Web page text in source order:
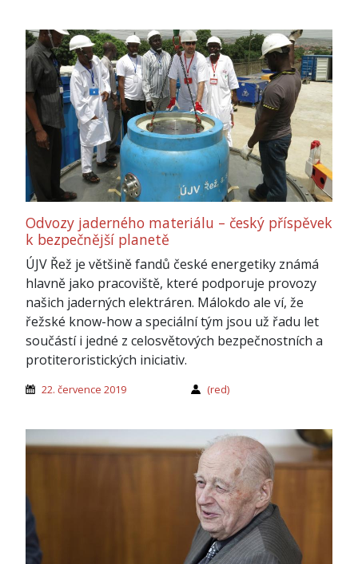
Odvozy jaderného materiálu – český příspěvek
k bezpečnější planetě
ÚJV Řež je většině fandů české energetiky známá
hlavně jako pracoviště, které podporuje provozy
našich jaderných elektráren. Málokdo ale ví, že
řežské know-how a speciální tým jsou už řadu let
součástí i jedné z celosvětových bezpečnostních a
protiteroristických iniciativ.
22. července 2019 (red)